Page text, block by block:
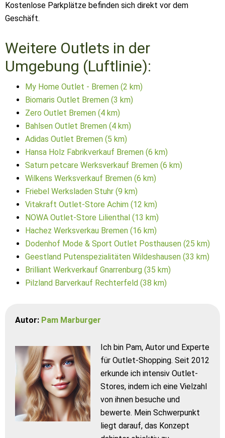
Kostenlose Parkplätze befinden sich direkt vor dem
Geschäft.
Weitere Outlets in der
Umgebung (Luftlinie):
My Home Outlet - Bremen (2 km)
Biomaris Outlet Bremen (3 km)
Zero Outlet Bremen (4 km)
Bahlsen Outlet Bremen (4 km)
Adidas Outlet Bremen (5 km)
Hansa Holz Fabrikverkauf Bremen (6 km)
Saturn petcare Werksverkauf Bremen (6 km)
Wilkens Werksverkauf Bremen (6 km)
Friebel Werksladen Stuhr (9 km)
Vitakraft Outlet-Store Achim (12 km)
NOWA Outlet-Store Lilienthal (13 km)
Hachez Werksverkau Bremen (16 km)
Dodenhof Mode & Sport Outlet Posthausen (25 km)
Geestland Putenspezialitäten Wildeshausen (33 km)
Brilliant Werkverkauf Gnarrenburg (35 km)
Pilzland Barverkauf Rechterfeld (38 km)
Autor: Pam Marburger
Ich bin Pam, Autor und Experte
für Outlet-Shopping. Seit 2012
erkunde ich intensiv Outlet-
Stores, indem ich eine Vielzahl
von ihnen besuche und
bewerte. Mein Schwerpunkt
liegt darauf, das Konzept